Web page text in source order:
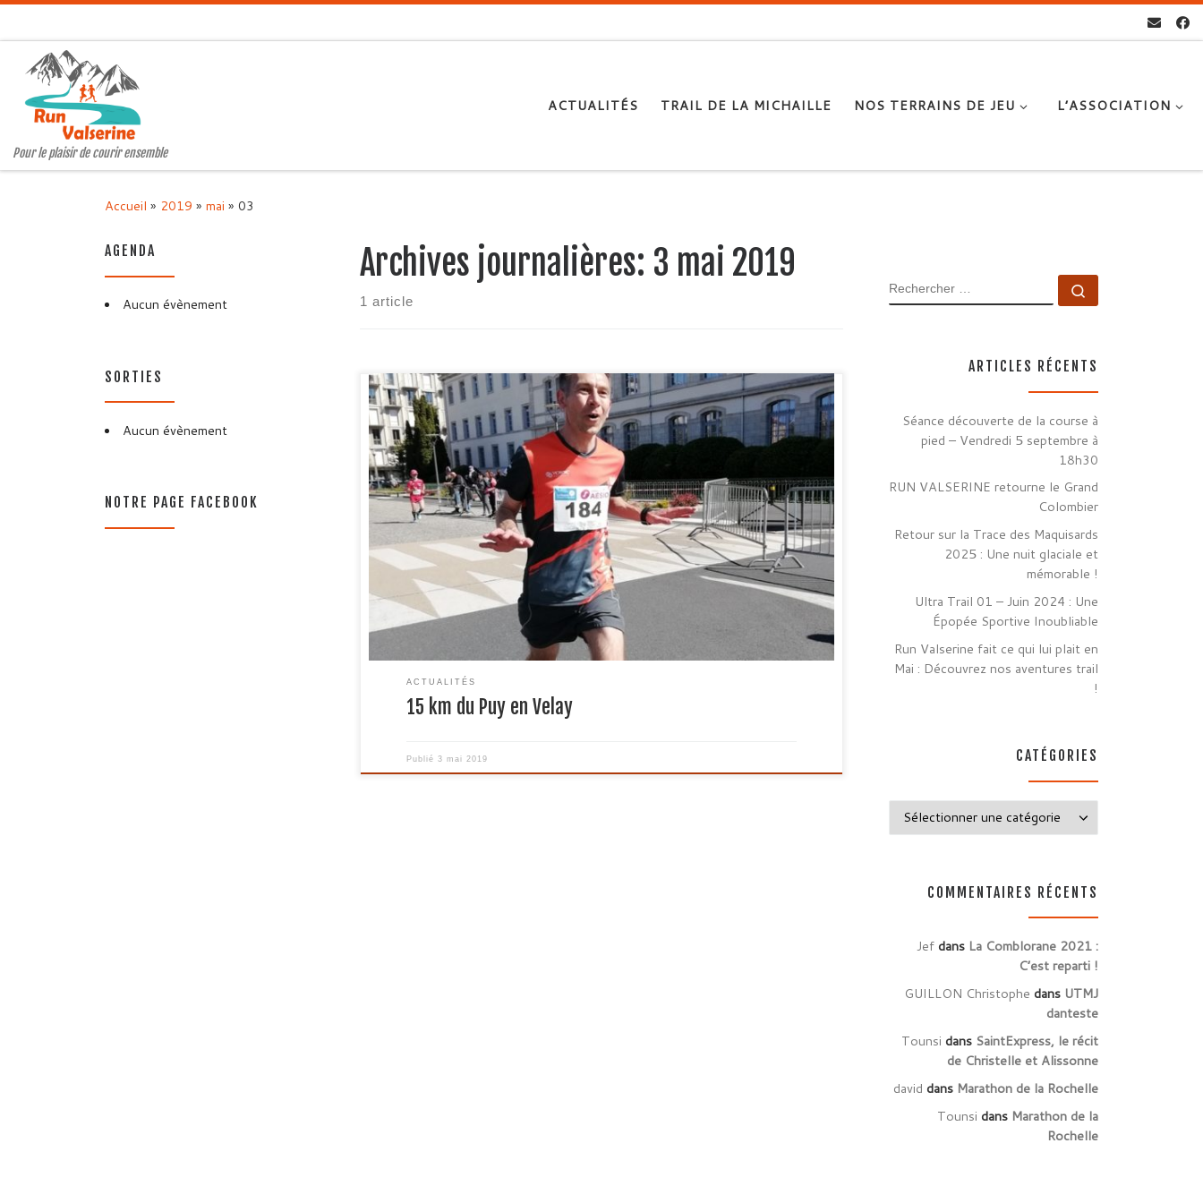
Pour le plaisir de courir ensemble
ACTUALITÉS TRAIL DE LA MICHAILLE NOS TERRAINS DE JEU L’ASSOCIATION
Accueil » 2019 » mai » 03
Archives journalières: 3 mai 2019
1 article
Jacques s’est rendu à son traditionnel rendez-vous du 1ier mai. Me voilà pour
la 25ème fois au départ de cette course des 15 km internationaux du Puy en
Velay. Pas d’objectif particulier pour ma première course de l’année si ce n’est
rallier l’arrivée en moins de 1h05. En effet je […]
ACTUALITÉS
15 km du Puy en Velay
Publié 3 mai 2019
AGENDA
Aucun évènement
SORTIES
Aucun évènement
NOTRE PAGE FACEBOOK
RECHERCHER
ARTICLES RÉCENTS
Séance découverte de la course à
pied – Vendredi 5 septembre à
18h30
RUN VALSERINE retourne le Grand
Colombier
Retour sur la Trace des Maquisards
2025 : Une nuit glaciale et
mémorable !
Ultra Trail 01 – Juin 2024 : Une
Épopée Sportive Inoubliable
Run Valserine fait ce qui lui plait en
Mai : Découvrez nos aventures trail
!
CATÉGORIES
COMMENTAIRES RÉCENTS
Jef dans La Comblorane 2021 :
C’est reparti !
GUILLON Christophe dans UTMJ
danteste
Tounsi dans SaintExpress, le récit
de Christelle et Alissonne
david dans Marathon de la Rochelle
Tounsi dans Marathon de la
Rochelle